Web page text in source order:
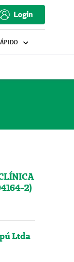
Login
2)
Ltda